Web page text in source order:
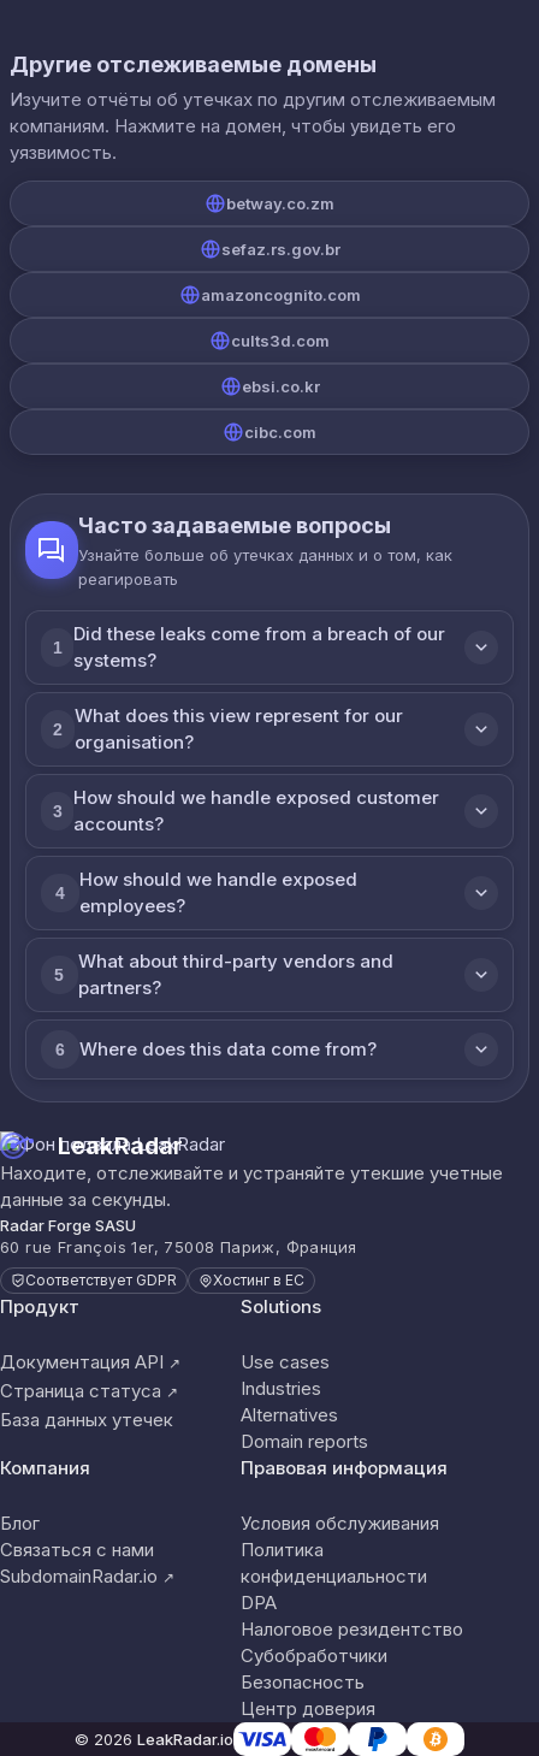
Другие отслеживаемые домены
Изучите отчёты об утечках по другим отслеживаемым
компаниям. Нажмите на домен, чтобы увидеть его
уязвимость.
betway.co.zm
sefaz.rs.gov.br
amazoncognito.com
cults3d.com
ebsi.co.kr
cibc.com
Часто задаваемые вопросы
Узнайте больше об утечках данных и о том, как
реагировать
1
Did these leaks come from a breach of our
systems?
2
What does this view represent for our
organisation?
3
How should we handle exposed customer
accounts?
4
How should we handle exposed
employees?
5
What about third-party vendors and
partners?
6 Where does this data come from?
LeakRadar
Находите, отслеживайте и устраняйте утекшие учетные
данные за секунды.
Radar Forge SASU
60 rue François 1er, 75008 Париж, Франция
Соответствует GDPR Хостинг в ЕС
Продукт
Документация API ↗
Страница статуса ↗
База данных утечек
Solutions
Use cases
Industries
Alternatives
Domain reports
Компания
Блог
Связаться с нами
SubdomainRadar.io ↗
Правовая информация
Условия обслуживания
Политика
конфиденциальности
DPA
Налоговое резидентство
Субобработчики
Безопасность
Центр доверия
© 2026 LeakRadar.io